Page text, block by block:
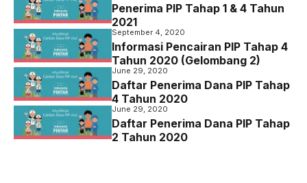
k
m
Penerima PIP Tahap 1 & 4 Tahun
2021
September 4, 2020
Informasi Pencairan PIP Tahap 4
Tahun 2020 (Gelombang 2)
June 29, 2020
Daftar Penerima Dana PIP Tahap
4 Tahun 2020
June 29, 2020
Daftar Penerima Dana PIP Tahap
2 Tahun 2020